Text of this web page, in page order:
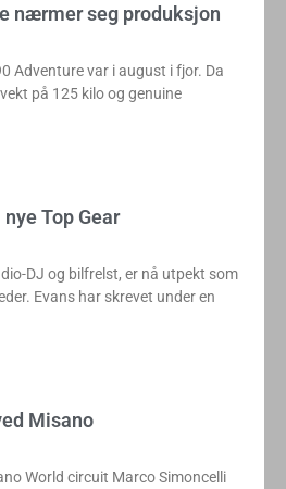
nærmer seg produksjon
Adventure var i august i fjor. Da
på 125 kilo og genuine
Top Gear
DJ og bilfrelst, er nå utpekt som
Evans har skrevet under en
Misano
World circuit Marco Simoncelli